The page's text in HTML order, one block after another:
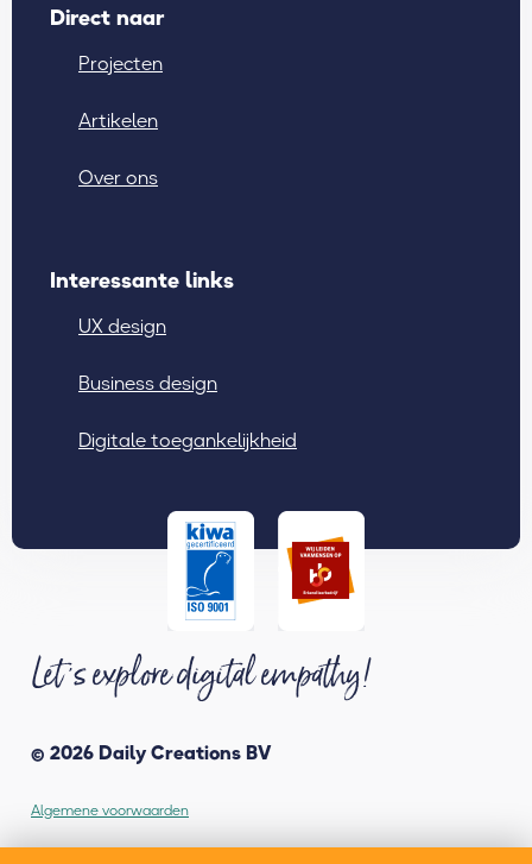
Direct naar
Projecten
Artikelen
Over ons
Interessante links
UX design
Business design
Digitale toegankelijkheid
Let 's explore digital empathy!
© 2026 Daily Creations BV
Algemene voorwaarden